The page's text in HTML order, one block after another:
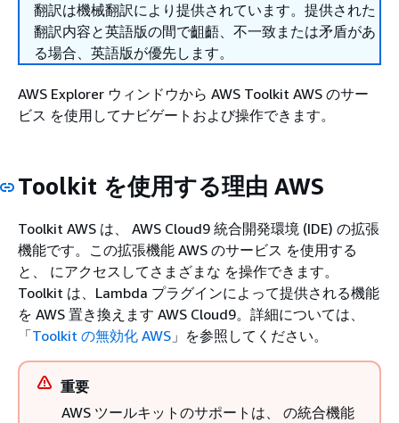
翻訳は機械翻訳により提供されています。提供された
翻訳内容と英語版の間で齟齬、不一致または矛盾があ
る場合、英語版が優先します。
AWS Explorer ウィンドウから AWS Toolkit AWS のサー
ビス を使用してナビゲートおよび操作できます。
Toolkit を使用する理由 AWS
Toolkit AWS は、 AWS Cloud9 統合開発環境 (IDE) の拡張
機能です。この拡張機能 AWS のサービス を使用する
と、 にアクセスしてさまざまな を操作できます。
Toolkit は、Lambda プラグインによって提供される機能
を AWS 置き換えます AWS Cloud9。詳細については、
「Toolkit の無効化 AWS 」を参照してください。
重要
AWS ツールキットのサポートは、 の統合機能